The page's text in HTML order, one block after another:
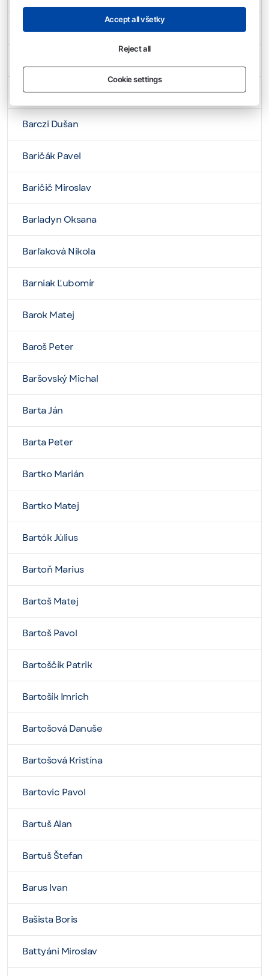
Barányi Vladimír
Baráth Barbara
Barczi Dušan
Baričák Pavel
Baričič Miroslav
Barladyn Oksana
Barľaková Nikola
Barniak Ľubomír
Barok Matej
Baroš Peter
Baršovský Michal
Barta Ján
Barta Peter
Bartko Marián
Bartko Matej
Bartók Július
Bartoň Marius
Bartoš Matej
Bartoš Pavol
Bartoščík Patrik
Bartošík Imrich
Bartošová Danuše
Bartošová Kristína
Bartovic Pavol
Bartuš Alan
Bartuš Štefan
Barus Ivan
Bašista Boris
Battyáni Miroslav
Accept all všetky
Reject all
Cookie settings